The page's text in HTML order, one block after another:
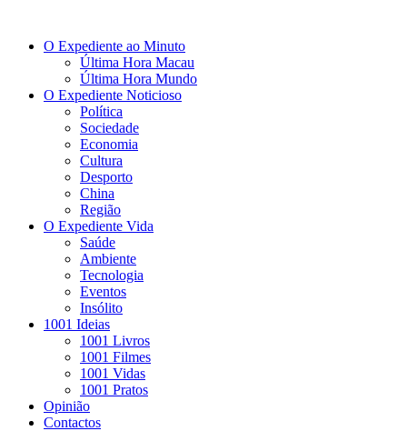
O Expediente ao Minuto
Última Hora Macau
Última Hora Mundo
O Expediente Noticioso
Política
Sociedade
Economia
Cultura
Desporto
China
Região
O Expediente Vida
Saúde
Ambiente
Tecnologia
Eventos
Insólito
1001 Ideias
1001 Livros
1001 Filmes
1001 Vidas
1001 Pratos
Opinião
Contactos